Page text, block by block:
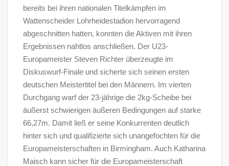
bereits bei ihren nationalen Titelkämpfen im
Wattenscheider Lohrheidestadion hervorragend
abgeschnitten hatten, konnten die Aktiven mit ihren
Ergebnissen nahtlos anschließen. Der U23-
Europameister Steven Richter überzeugte im
Diskuswurf-Finale und sicherte sich seinen ersten
deutschen Meistertitel bei den Männern. Im vierten
Durchgang warf der 23-jährige die 2kg-Scheibe bei
äußerst schwierigen äußeren Bedingungen auf starke
66,27m. Damit ließ er seine Konkurrenten deutlich
hinter sich und qualifizierte sich unangefochten für die
Europameisterschaften in Birmingham. Auch Katharina
Maisch kann sicher für die Europameisterschaft